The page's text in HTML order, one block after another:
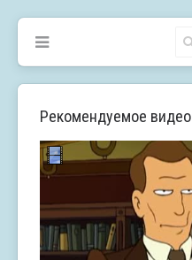
Рекомендуемое видео